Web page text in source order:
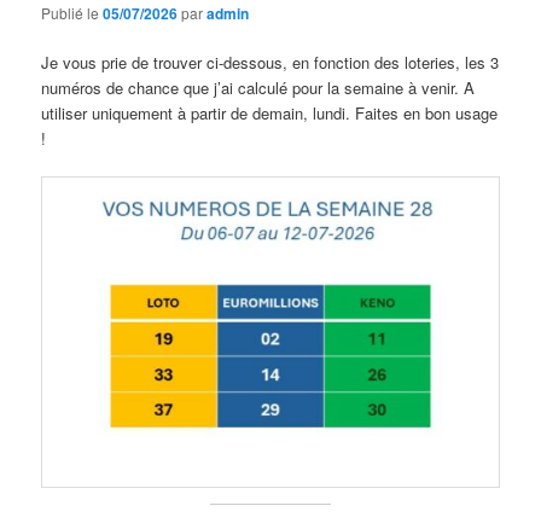
Publié le05/07/2026paradmin
Je vous prie de trouver ci-dessous, en fonction des loteries, les 3
numéros de chance que j’ai calculé pour la semaine à venir. A
utiliser uniquement à partir de demain, lundi. Faites en bon usage
!